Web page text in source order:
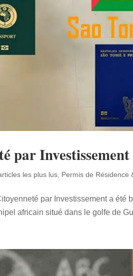
par
les plus lus, Permis de Résidence
par Investissement a été
africain situé dans le golfe de